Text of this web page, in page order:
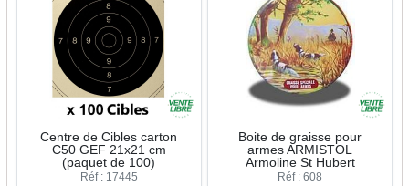
Centre de Cibles carton
C50 GEF 21x21 cm
(paquet de 100)
Réf : 17445
Boite de graisse pour
armes ARMISTOL
Armoline St Hubert
Réf : 608